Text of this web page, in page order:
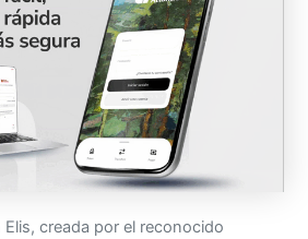
creada por el reconocido